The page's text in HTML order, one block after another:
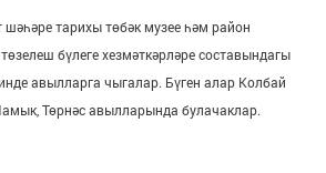
тарихы төбәк музее һәм район
бүлеге хезмәткәрләре составындагы
авылларга чыгалар. Бүген алар Колбай
Төрнәс авылларында булачаклар.